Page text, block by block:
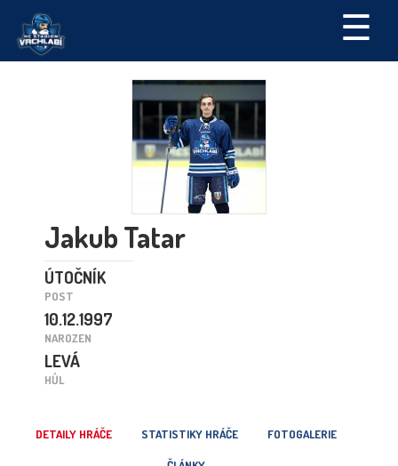
☰
Jakub Tatar
ÚTOČNÍK
POST
10.12.1997
NAROZEN
LEVÁ
HŮL
DETAILY HRÁČE STATISTIKY HRÁČE FOTOGALERIE